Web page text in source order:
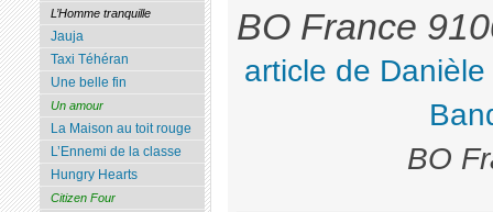
BO France
article de Danièle
BO
L’Homme tranquille
Jauja
Taxi Téhéran
Une belle fin
Un amour
La Maison au toit rouge
L’Ennemi de la classe
Hungry Hearts
Citizen Four